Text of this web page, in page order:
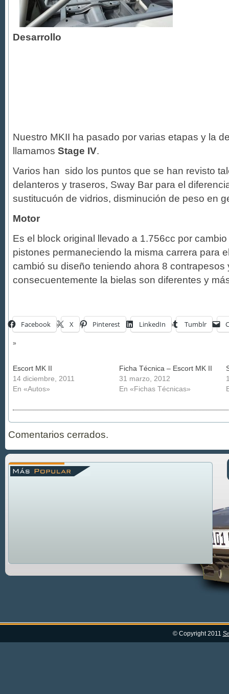
Desarrollo
Nuestro MKII ha pasado por varias etapas y la
llamamos Stage IV.
Varios han sido los puntos que se han revisto
delanteros y traseros, Sway Bar para el
sustitucuón de vidrios, disminución de peso en
Motor
Es el block original llevado a 1.756cc por
pistones permaneciendo la misma carrera para
cambió su diseño teniendo ahora 8 contrapesos
consecuentemente la bielas son diferentes y
Facebook X Pinterest LinkedIn Tumblr
Escort MK II
14 diciembre, 2011
En «Autos»
Ficha Técnica – Escort MK II
31 marzo, 2012
En «Fichas Técnicas»
Comentarios cerrados.
© Copyright 2011